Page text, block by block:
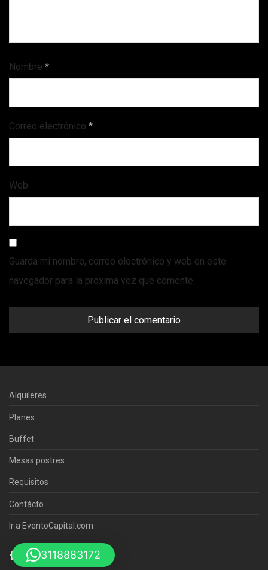
Nombre *
Correo electrónico *
Web
Guarda mi nombre, correo electrónico y web en este
navegador para la próxima vez que comente.
Alquileres
Planes
Buffet
Mesas postres
Requisitos
Contácto
Ir a EventoCapital.com
3118883172